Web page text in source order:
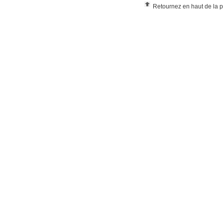
Retournez en haut de la